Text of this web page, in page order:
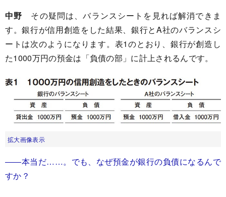
中野 その疑問は、バランスシートを見れば解消できま
す。銀行が信用創造をした結果、銀行とA社のバランスシ
ートは次のようになります。表1のとおり、銀行が創造し
た1000万円の預金は「負債の部」に計上されるんです。
拡大画像表示
――本当だ……。でも、なぜ預金が銀行の負債になるんで
すか？